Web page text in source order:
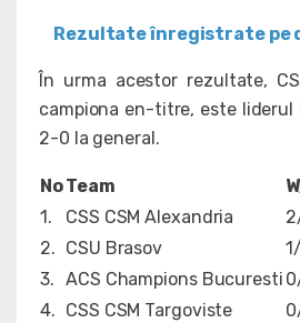
Rezultate înregistrate pe
În urma acestor rezultate,
campiona en-titre, este
2-0 la general.
NoTeam
1.
CSS CSM Alexandria
2. CSU Brasov
3. ACS Champions Bucuresti
4. CSS CSM Targoviste